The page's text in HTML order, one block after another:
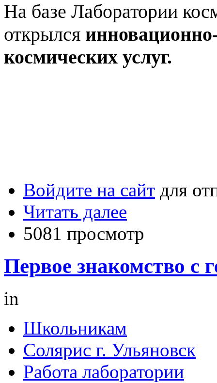
На базе Лаборатории
открылся
космических услуг.
Войдите на сайт для
Читать далее
5081 просмотр
Первое знакомство с
in
Школьникам
Солярис г. Ульяновск
Работа лаборатории